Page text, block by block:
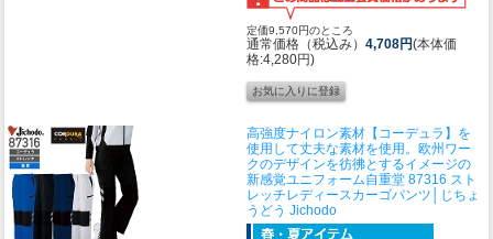
定価9,570円のところ
通常価格（税込み） 4,708円(本体価
格:4,280円)
高強度ナイロン素材【コーデュラ】を
使用して丈夫な素材を使用。欧州ワー
クのデザインを彷彿とするイメージの
新感覚ユニフォーム自重堂 87316 スト
レッチレディースカーゴパンツ│じちょ
うどう Jichodo